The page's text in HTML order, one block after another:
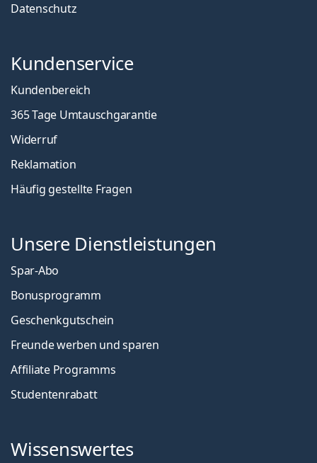
Datenschutz
Kundenservice
Kundenbereich
365 Tage Umtauschgarantie
Widerruf
Reklamation
Häufig gestellte Fragen
Unsere Dienstleistungen
Spar-Abo
Bonusprogramm
Geschenkgutschein
Freunde werben und sparen
Affiliate Programms
Studentenrabatt
Wissenswertes